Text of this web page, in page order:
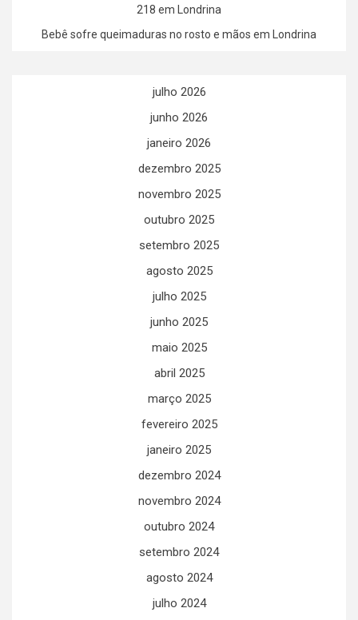
218 em Londrina
Bebê sofre queimaduras no rosto e mãos em Londrina
julho 2026
junho 2026
janeiro 2026
dezembro 2025
novembro 2025
outubro 2025
setembro 2025
agosto 2025
julho 2025
junho 2025
maio 2025
abril 2025
março 2025
fevereiro 2025
janeiro 2025
dezembro 2024
novembro 2024
outubro 2024
setembro 2024
agosto 2024
julho 2024